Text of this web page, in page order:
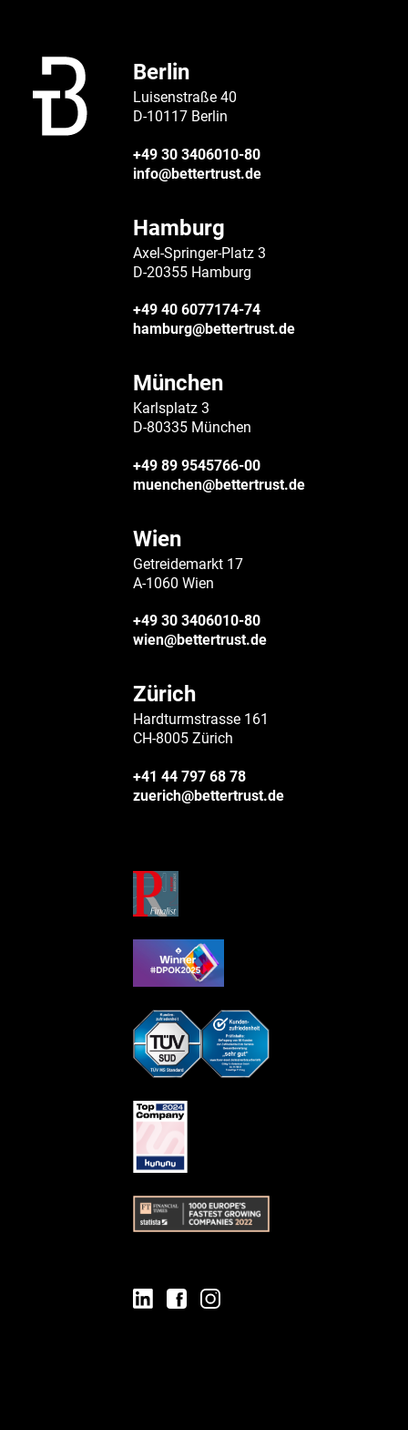
Berlin
Luisenstraße 40
D-10117 Berlin
+49 30 3406010-80
info@bettertrust.de
Hamburg
Axel-Springer-Platz 3
D-20355 Hamburg
+49 40 6077174-74
hamburg@bettertrust.de
München
Karlsplatz 3
D-80335 München
+49 89 9545766-00
muenchen@bettertrust.de
Wien
Getreidemarkt 17
A-1060 Wien
+49 30 3406010-80
wien@bettertrust.de
Zürich
Hardturmstrasse 161
CH-8005 Zürich
+41 44 797 68 78
zuerich@bettertrust.de